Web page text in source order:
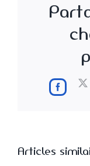
Facebook
Articles